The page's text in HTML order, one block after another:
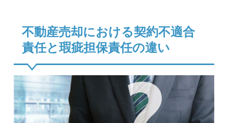
不動産売却における契約不適合
責任と瑕疵担保責任の違い